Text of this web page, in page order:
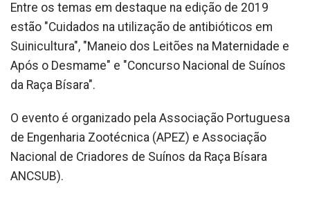
Entre os temas em destaque na edição de 2019
estão "Cuidados na utilização de antibióticos em
Suinicultura", "Maneio dos Leitões na Maternidade e
Após o Desmame" e "Concurso Nacional de Suínos
da Raça Bísara".
O evento é organizado pela Associação Portuguesa
de Engenharia Zootécnica (APEZ) e Associação
Nacional de Criadores de Suínos da Raça Bísara
ANCSUB).